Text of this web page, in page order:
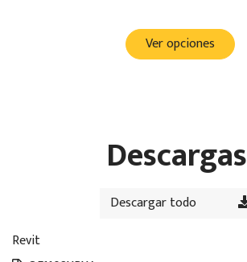
Ver opciones
Descargar todo
Revit